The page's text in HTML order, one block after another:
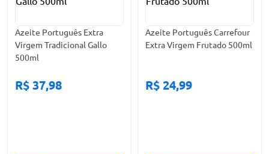
Azeite Português Extra
Virgem Tradicional Gallo
500ml
R$ 37,98
Azeite Português Carrefour
Extra Virgem Frutado 500ml
R$ 24,99